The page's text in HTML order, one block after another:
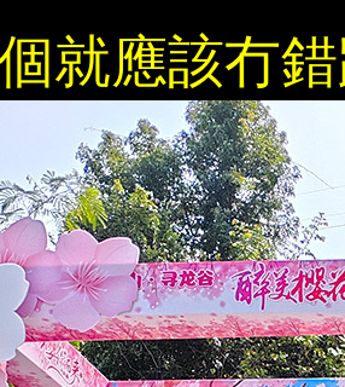
就應該冇